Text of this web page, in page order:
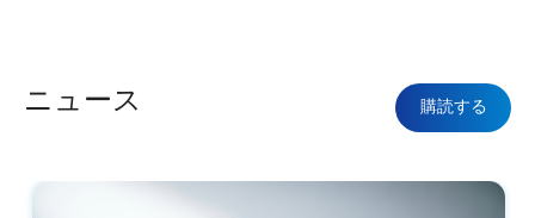
ニュース 購読する